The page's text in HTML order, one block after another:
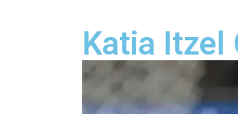
Katia Itzel